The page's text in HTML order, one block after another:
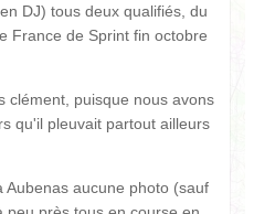
DJ) tous deux qualifiés, du
France de Sprint fin octobre
clément, puisque nous avons
qu'il pleuvait partout ailleurs
Aubenas aucune photo (sauf